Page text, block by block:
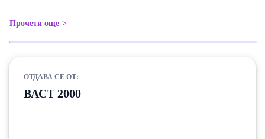
Прочети още
ОТДАВА СЕ ОТ:
ВАСТ 2000